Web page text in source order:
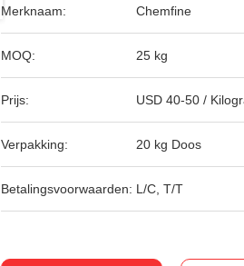
Merknaam: Chemfine
MOQ: 25 kg
Prijs: USD 40-50 /
Verpakking: 20 kg Doos
Betalingsvoorwaarden: L/C, T/T